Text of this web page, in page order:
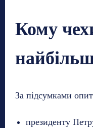
Кому
За підсумками
президенту